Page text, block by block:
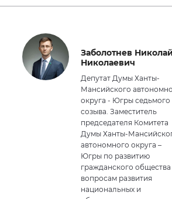
Заболотнев Николай
Николаевич
Депутат Думы Ханты-
Мансийского
округа - Югры седьмого
созыва. Заместитель
председателя Комитета
Думы Ханты-
автономного округа –
Югры по развитию
гражданского общества
вопросам развития
национальных и